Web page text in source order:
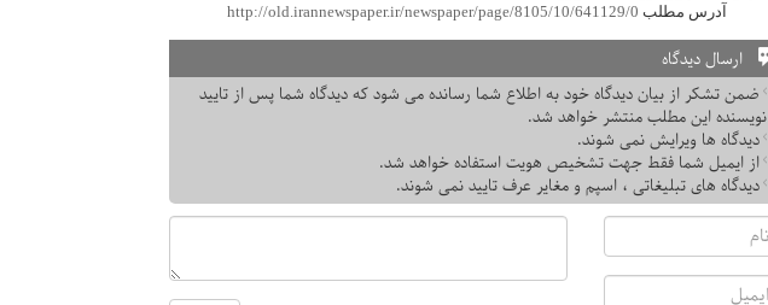
آدرس مطلب http://old.irannewspaper.ir/newspaper/page/8105/10/641129/0
ارسال دیدگاه
ضمن تشکر از بیان دیدگاه خود به اطلاع شما رسانده می شود که دیدگاه شما پس از تایید
نویسنده این مطلب منتشر خواهد شد.
دیدگاه ها ویرایش نمی شوند.
از ایمیل شما فقط جهت تشخیص هویت استفاده خواهد شد.
دیدگاه های تبلیغاتی ، اسپم و مغایر عرف تایید نمی شوند.